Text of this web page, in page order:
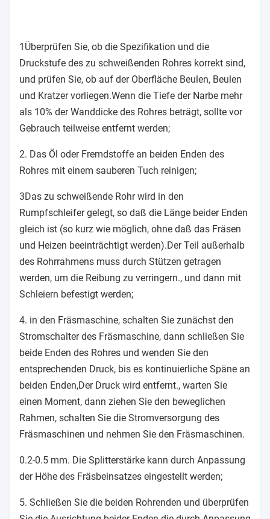
1Überprüfen Sie, ob die Spezifikation und die
Druckstufe des zu schweißenden Rohres korrekt sind,
und prüfen Sie, ob auf der Oberfläche Beulen, Beulen
und Kratzer vorliegen.Wenn die Tiefe der Narbe mehr
als 10% der Wanddicke des Rohres beträgt, sollte vor
Gebrauch teilweise entfernt werden;
2. Das Öl oder Fremdstoffe an beiden Enden des
Rohres mit einem sauberen Tuch reinigen;
3Das zu schweißende Rohr wird in den
Rumpfschleifer gelegt, so daß die Länge beider Enden
gleich ist (so kurz wie möglich, ohne daß das Fräsen
und Heizen beeinträchtigt werden).Der Teil außerhalb
des Rohrrahmens muss durch Stützen getragen
werden, um die Reibung zu verringern., und dann mit
Schleiern befestigt werden;
4. in den Fräsmaschine, schalten Sie zunächst den
Stromschalter des Fräsmaschine, dann schließen Sie
beide Enden des Rohres und wenden Sie den
entsprechenden Druck, bis es kontinuierliche Späne an
beiden Enden,Der Druck wird entfernt., warten Sie
einen Moment, dann ziehen Sie den beweglichen
Rahmen, schalten Sie die Stromversorgung des
Fräsmaschinen und nehmen Sie den Fräsmaschinen.
0.2-0.5 mm. Die Splitterstärke kann durch Anpassung
der Höhe des Fräsbeinsatzes eingestellt werden;
5. Schließen Sie die beiden Rohrenden und überprüfen